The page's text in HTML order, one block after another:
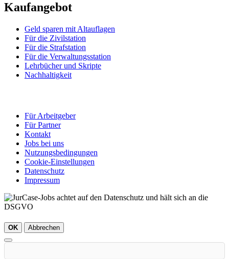
Kaufangebot
Geld sparen mit Altauflagen
Für die Zivilstation
Für die Strafstation
Für die Verwaltungsstation
Lehrbücher und Skripte
Nachhaltigkeit
Für Arbeitgeber
Für Partner
Kontakt
Jobs bei uns
Nutzungsbedingungen
Cookie-Einstellungen
Datenschutz
Impressum
OK Abbrechen